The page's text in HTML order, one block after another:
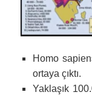
Homo
ortaya çıktı.
Yaklaşık